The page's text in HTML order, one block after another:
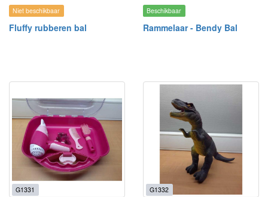
Niet beschikbaar
Fluffy rubberen bal
Beschikbaar
Rammelaar - Bendy Bal
G1331 G1332